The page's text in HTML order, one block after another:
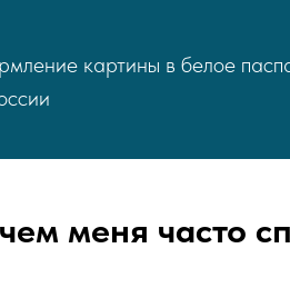
картины в белое
меня часто